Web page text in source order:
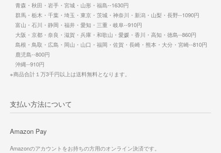
青森・秋田・岩手・宮城・山形・福島--1630円
群馬・栃木・千葉・埼玉・東京・茨城・神奈川・新潟・山梨・長野--1090円
富山・石川・静岡・福井・愛知・三重・岐阜--910円
大阪・京都・奈良・滋賀・兵庫・和歌山・愛媛・香川・高知・徳島--860円
島根・鳥取・広島・岡山・山口・福岡・佐賀・長崎・熊本・大分・宮崎--810円
鹿児島--800円
沖縄--910円
※商品合計１万3千円以上は送料無料となります。
支払い方法について
Amazon Pay
Amazonのアカウントをお持ちの方用のオンライン決済です。